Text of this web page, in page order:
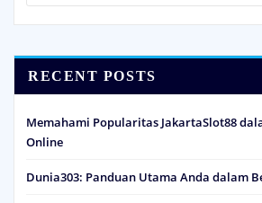
RECENT POSTS
Memahami Popularitas JakartaSlot88
Online
Dunia303: Panduan Utama Anda dalam